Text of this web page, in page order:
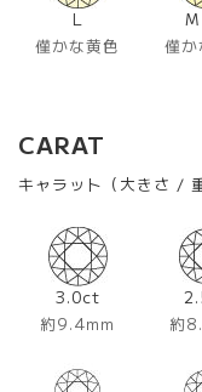
L
僅かな黄色
僅か
CARAT
キャラット（大きさ / 重
3.0ct
約9.4mm
約